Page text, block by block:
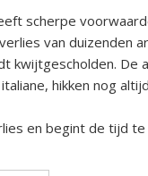
scherpe
van duizenden
kwijtgescholden.
hikken nog
en begint de tijd te